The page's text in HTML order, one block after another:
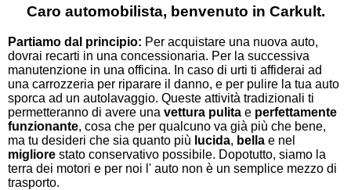
Caro automobilista, benvenuto in Carkult.
Partiamo dal principio: Per acquistare una nuova auto,
dovrai recarti in una concessionaria. Per la successiva
manutenzione in una officina. In caso di urti ti affiderai ad
una carrozzeria per riparare il danno, e per pulire la tua auto
sporca ad un autolavaggio. Queste attività tradizionali ti
permetteranno di avere una vettura pulita e perfettamente
funzionante, cosa che per qualcuno va già più che bene,
ma tu desideri che sia quanto più lucida, bella e nel
migliore stato conservativo possibile. Dopotutto, siamo la
terra dei motori e per noi l' auto non è un semplice mezzo di
trasporto.